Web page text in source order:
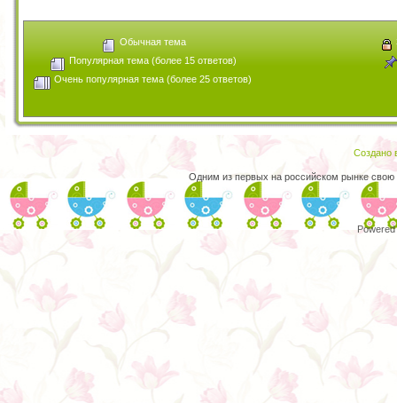
Обычная тема
Популярная тема (более 15 ответов)
Очень популярная тема (более 25 ответов)
Создано
Одним из первых на российском рынке